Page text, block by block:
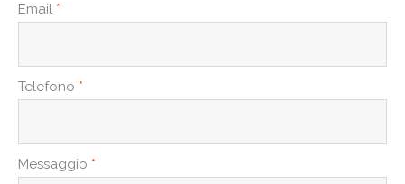
Email *
Telefono *
Messaggio *